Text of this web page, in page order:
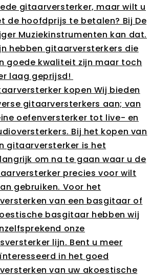
gitaarversterker, maar wilt u
de hoofdprijs te betalen? Bij De
Muziekinstrumenten kan dat.
hebben gitaarversterkers die
goede kwaliteit zijn maar toch
laag geprijsd!
kopen Wij bieden
gitaarversterkers aan; van
oefenversterker tot live- en
Bij het kopen van
gitaarversterker is het
om na te gaan waar u de
precies voor wilt
gebruiken. Voor het
van een basgitaar of
basgitaar hebben wij
onze
lijn. Bent u meer
in het goed
van uw akoestische